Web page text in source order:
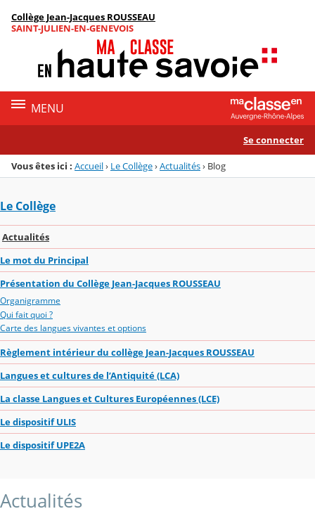
Menu de la rubrique
Contenu
Collège Jean-Jacques ROUSSEAU
SAINT-JULIEN-EN-GENEVOIS
MENU
Se connecter
Vous êtes ici : Accueil› Le Collège›Actualités› Blog
Le Collège
Actualités
Le mot du Principal
Présentation du Collège Jean-Jacques ROUSSEAU
Organigramme
Qui fait quoi ?
Carte des langues vivantes et options
Règlement intérieur du collège Jean-Jacques ROUSSEAU
Langues et cultures de l’Antiquité (LCA)
La classe Langues et Cultures Européennes (LCE)
Le dispositif ULIS
Le dispositif UPE2A
Actualités